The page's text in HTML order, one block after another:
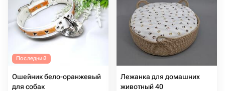
Последний
Ошейник бело-оранжевый
для собак
Лежанка для домашних
животный 40